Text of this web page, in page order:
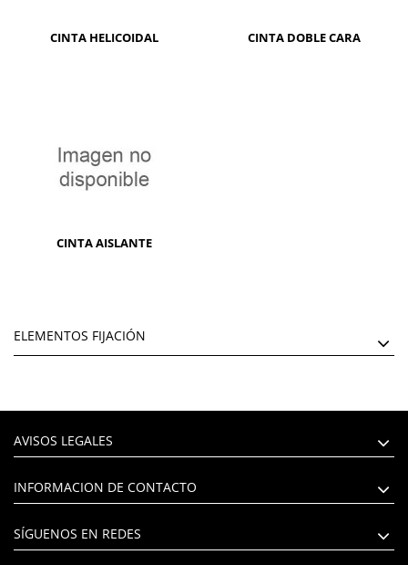
CINTA HELICOIDAL CINTA DOBLE CARA
CINTA AISLANTE
ELEMENTOS FIJACIÓN
AVISOS LEGALES
INFORMACION DE CONTACTO
SÍGUENOS EN REDES